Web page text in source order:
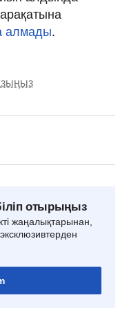
алмады.
отырыңыз
жаңалықтарынан,